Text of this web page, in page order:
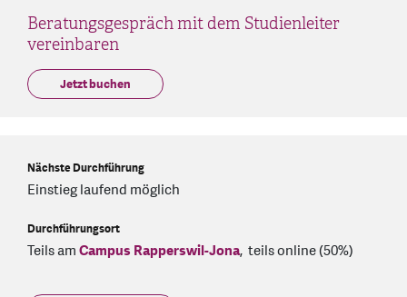
Beratungsgespräch mit dem Studienleiter
vereinbaren
Jetzt buchen
Nächste Durchführung
Einstieg laufend möglich
Durchführungsort
Teils amCampus Rapperswil-Jona, teils online (50%)